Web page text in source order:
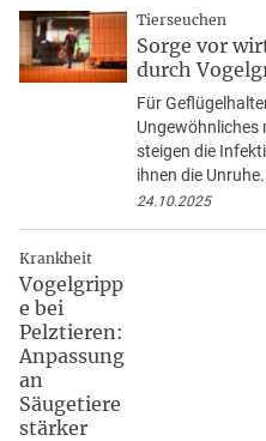
Tierseuchen
Sorge vor
durch
Für
Ungewöhnliches
steigen die
ihnen die Unruhe.
24.10.2025
Krankheit
Vogelgripp
e bei
Pelztieren:
Anpassung
an
Säugetiere
stärker